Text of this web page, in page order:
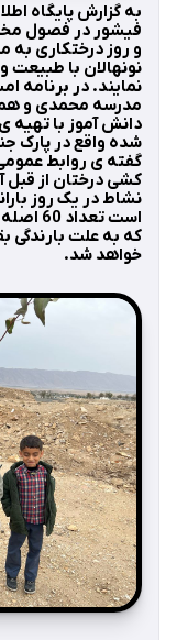
به گزارش پایگاه
فیشور در فصول
و روز درختکاری به
نونهالان با
نمایند. در برنامه
مدرسه محمدی و
دانش آموز با
شده واقع در پارک
گفته ی روابط
کشی درختان از قبل
نشاط در یک روز
است
که به علت بارندگی
خواهد شد.